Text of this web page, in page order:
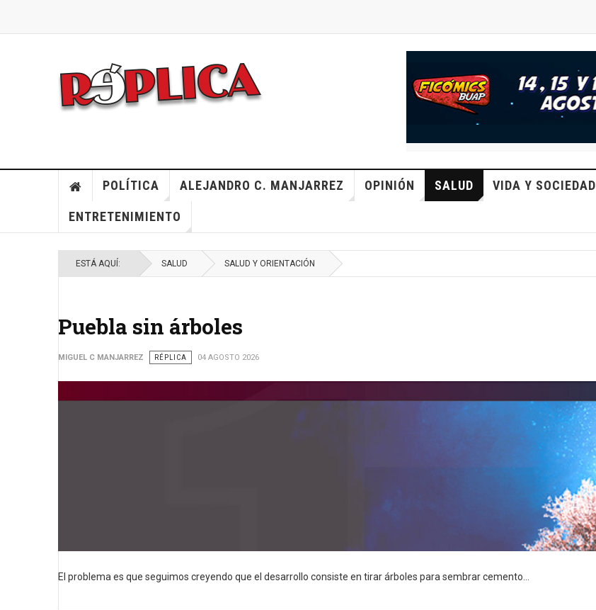
POLÍTICA ALEJANDRO C. MANJARREZ OPINIÓN SALUD VIDA Y SOCIEDAD
ENTRETENIMIENTO
ESTÁ AQUÍ: SALUD SALUD Y ORIENTACIÓN
Puebla sin árboles
MIGUEL C MANJARREZ RÉPLICA 04 AGOSTO 2026
El problema es que seguimos creyendo que el desarrollo consiste en tirar árboles para sembrar cemento...